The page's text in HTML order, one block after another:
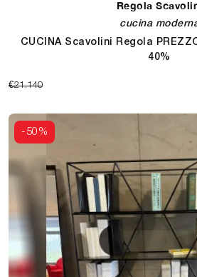
Regola
cucina
CUCINA Scavolini Regola
40%
€21.140
-50%